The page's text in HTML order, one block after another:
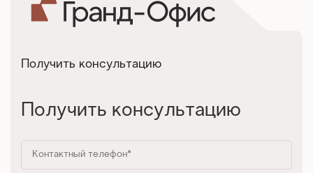
Получить консультацию
Получить консультацию